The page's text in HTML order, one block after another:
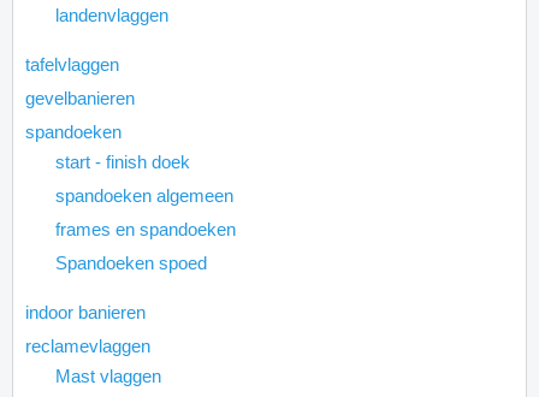
landenvlaggen
tafelvlaggen
gevelbanieren
spandoeken
start - finish doek
spandoeken algemeen
frames en spandoeken
Spandoeken spoed
indoor banieren
reclamevlaggen
Mast vlaggen